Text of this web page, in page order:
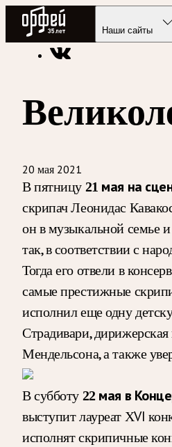
Радио Орфей
Наши сайты
Радио классической музыки
20 мая 2021
В пятницу 21 мая на
скрипач Леонидас
он в музыкальной семье
так, в соответствии с
Тогда его отвели в
самые престижные
исполнил еще одну
Страдивари,
Мендельсона, а также
В субботу 22 мая в
выступит лауреат ХVI
исполнят скрипичные